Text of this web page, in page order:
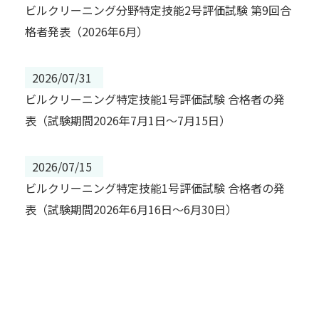
ビルクリーニング分野特定技能2号評価試験 第9回合
格者発表（2026年6月）
2026/07/31
ビルクリーニング特定技能1号評価試験 合格者の発
表（試験期間2026年7月1日～7月15日）
2026/07/15
ビルクリーニング特定技能1号評価試験 合格者の発
表（試験期間2026年6月16日～6月30日）